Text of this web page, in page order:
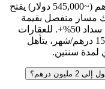
استثمار عقاري بقيمة 2,000,000 درهم (~545,000 دولار) يفتح
10 سنوات. هناك مسار منفصل بقيمة
1,000,000 درهم للعقار المرهون مع سداد 50%+. للعقارات
بقيمة 750,000 درهم+ مع دخل 15,000 درهم/شهر، يتأهل
لمدة سنتين.
درهم؟